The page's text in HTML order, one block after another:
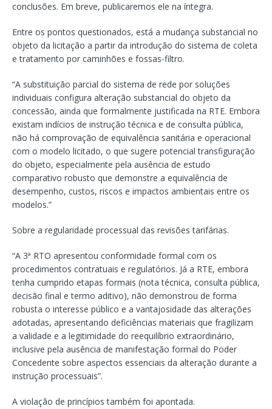
conclusões. Em breve, publicaremos ele na íntegra.
Entre os pontos questionados, está a mudança substancial no
objeto da licitação a partir da introdução do sistema de coleta
e tratamento por caminhões e fossas-filtro.
“A substituição parcial do sistema de rede por soluções
individuais configura alteração substancial do objeto da
concessão, ainda que formalmente justificada na RTE. Embora
existam indícios de instrução técnica e de consulta pública,
não há comprovação de equivalência sanitária e operacional
com o modelo licitado, o que sugere potencial transfiguração
do objeto, especialmente pela ausência de estudo
comparativo robusto que demonstre a equivalência de
desempenho, custos, riscos e impactos ambientais entre os
modelos.”
Sobre a regularidade processual das revisões tarifárias.
“A 3ª RTO apresentou conformidade formal com os
procedimentos contratuais e regulatórios. Já a RTE, embora
tenha cumprido etapas formais (nota técnica, consulta pública,
decisão final e termo aditivo), não demonstrou de forma
robusta o interesse público e a vantajosidade das alterações
adotadas, apresentando deficiências materiais que fragilizam
a validade e a legitimidade do reequilíbrio extraordinário,
inclusive pela ausência de manifestação formal do Poder
Concedente sobre aspectos essenciais da alteração durante a
instrução processuais”.
A violação de princípios também foi apontada.